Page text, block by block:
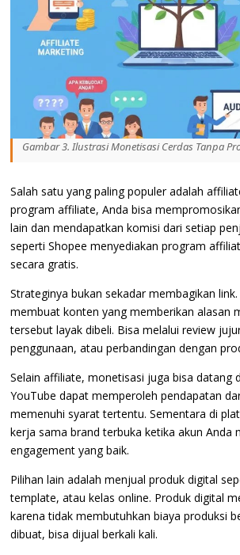
Gambar 3. Ilustrasi Monetisasi Cerdas Tanpa
Salah satu yang paling populer adalah
program affiliate, Anda bisa
lain dan mendapatkan komisi dari setiap
seperti Shopee menyediakan program
secara gratis.
Strateginya bukan sekadar membagikan
membuat konten yang memberikan alasan
tersebut layak dibeli. Bisa melalui review
penggunaan, atau perbandingan dengan
Selain affiliate, monetisasi juga bisa datang
YouTube dapat memperoleh pendapatan
memenuhi syarat tertentu. Sementara di
kerja sama brand terbuka ketika akun Anda
engagement yang baik.
Pilihan lain adalah menjual produk digital
template, atau kelas online. Produk digital
karena tidak membutuhkan biaya produksi
dibuat, bisa dijual berkali kali.